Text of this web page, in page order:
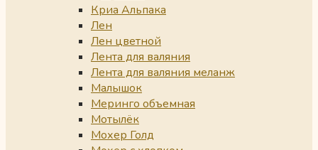
Криа Альпака
Лен
Лен цветной
Лента для валяния
Лента для валяния меланж
Малышок
Меринго объемная
Мотылёк
Мохер Голд